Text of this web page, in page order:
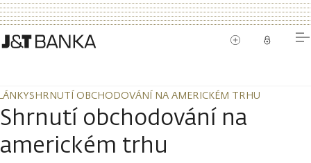
SHRNUTÍ OBCHODOVÁNÍ NA AMERICKÉM TRHU
SHRNUTÍ OBCHODOVÁNÍ NA AMERICKÉM TRHU
Shrnutí obchodování na
americkém trhu